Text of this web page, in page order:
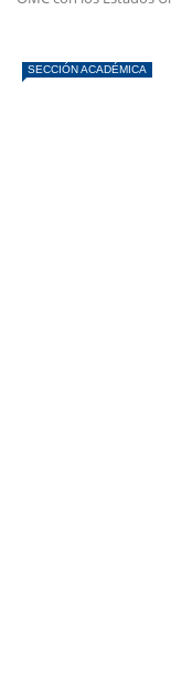
SECCIÓN ACADÉMICA